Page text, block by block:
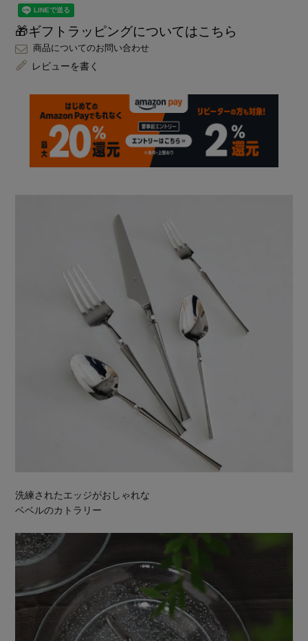
🎁ギフトラッピングについてはこちら
商品についてのお問い合わせ
レビューを書く
洗練されたエッジがおしゃれな
ベベルのカトラリー